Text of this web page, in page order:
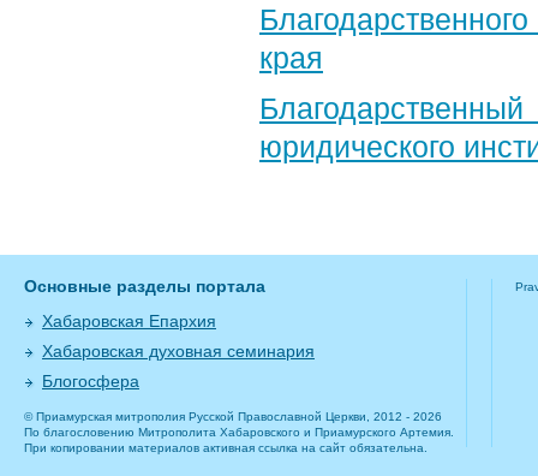
края
юридического
Основные разделы портала
Хабаровская Епархия
Хабаровская духовная семинария
Блогосфера
© Приамурская митрополия Русской Православной Церкви, 2012 - 2026
По благословению Митрополита Хабаровского и Приамурского Артемия.
При копировании материалов активная ссылка на сайт обязательна.